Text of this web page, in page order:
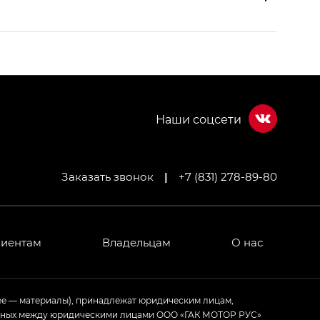
— GB AWD, Джи Эль Полный привод —
Заказать звонок | +7 (831) 278-89-80
Владельцам О нас
— материалы), принадлежат юридическим лицам,
между юридическими лицами ООО «ГАК МОТОР РУС»